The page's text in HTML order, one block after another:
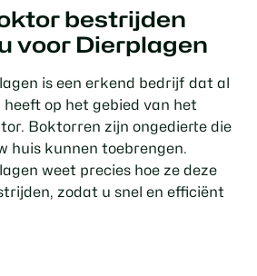
bestrijden
voor Dierplagen
is een erkend bedrijf dat al
op het gebied van het
Boktorren zijn ongedierte die
huis kunnen toebrengen.
weet precies hoe ze deze
zodat u snel en efficiënt